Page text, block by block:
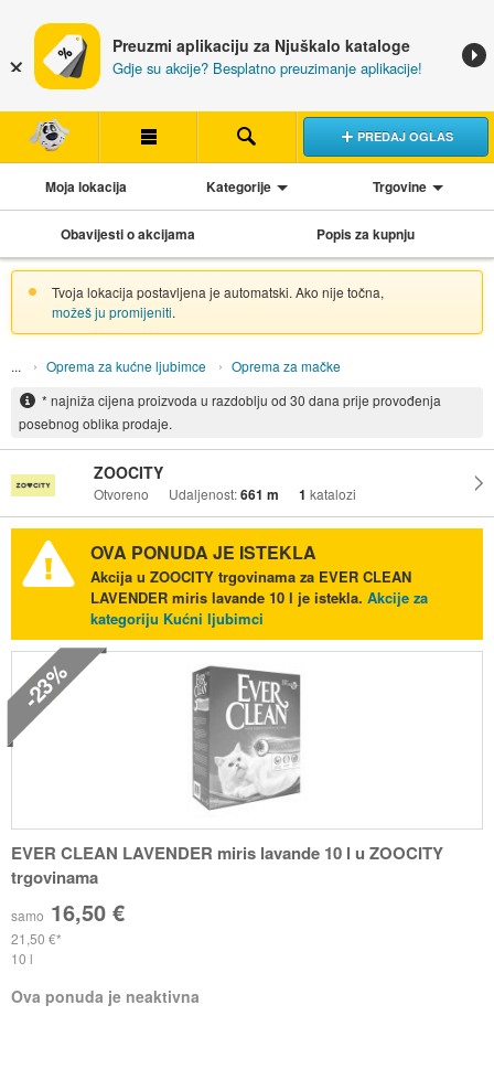
Preuzmi aplikaciju za Njuškalo kataloge
Gdje su akcije? Besplatno preuzimanje aplikacije!
PREDAJ OGLAS
Moja lokacija Kategorije Trgovine
Obavijesti o akcijama Popis za kupnju
Tvoja lokacija postavljena je automatski. Ako nije točna,
možeš ju promijeniti.
Oprema za kućne ljubimce
Oprema za mačke
* najniža cijena proizvoda u razdoblju od 30 dana prije provođenja
posebnog oblika prodaje.
ZOOCITY
Otvoreno Udaljenost:661 m 1 katalozi
OVA PONUDA JE ISTEKLA
Akcija u ZOOCITY trgovinama za EVER CLEAN
LAVENDER miris lavande 10 l je istekla. Akcije za
kategoriju Kućni ljubimci
-23%
EVER CLEAN LAVENDER miris lavande 10 l u ZOOCITY
trgovinama
samo 16,50 €
21,50 €
10 l
Ova ponuda je neaktivna